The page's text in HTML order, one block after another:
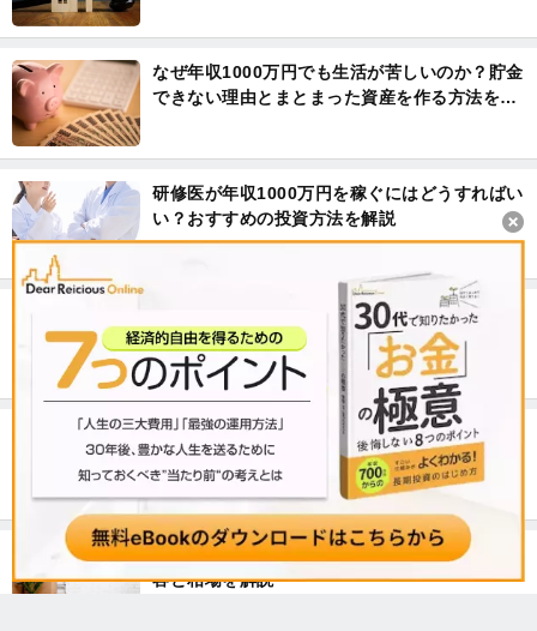
なぜ年収1000万円でも生活が苦しいのか？貯金
できない理由とまとまった資産を作る方法を解
研修医が年収1000万円を稼ぐにはどうすればい
い？おすすめの投資方法を解説
自分の個人信用情報を調べる方法。不動産投資
ローンの審査を通りやすくするには？
年収1000万円の生活レベル。データで見るその
実態とは？
マンション退去費用の相場は？オーナー負担内
容と相場を解説